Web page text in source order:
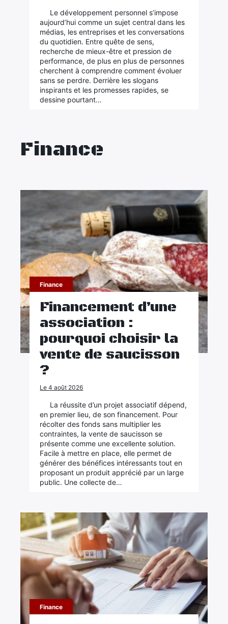
Le développement personnel s’impose
aujourd’hui comme un sujet central dans les
médias, les entreprises et les conversations
du quotidien. Entre quête de sens,
recherche de mieux-être et pression de
performance, de plus en plus de personnes
cherchent à comprendre comment évoluer
sans se perdre. Derrière les slogans
inspirants et les promesses rapides, se
dessine pourtant…
Finance
Finance
Financement d’une
association :
pourquoi choisir la
vente de saucisson
?
Le 4 août 2026
La réussite d’un projet associatif dépend,
en premier lieu, de son financement. Pour
récolter des fonds sans multiplier les
contraintes, la vente de saucisson se
présente comme une excellente solution.
Facile à mettre en place, elle permet de
générer des bénéfices intéressants tout en
proposant un produit apprécié par un large
public. Une collecte de…
Finance